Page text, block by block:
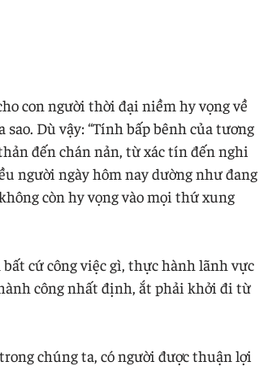
con người thời đại niềm hy vọng về
Dù vậy: “Tính bấp bênh của tương
đến chán nản, từ xác tín đến nghi
người ngày hôm nay dường như đang
còn hy vọng vào mọi thứ xung
cứ công việc gì, thực hành lãnh vực
công nhất định, ắt phải khởi đi từ
chúng ta, có người được thuận lợi